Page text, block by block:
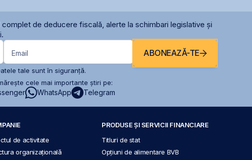
de deducere fiscală, alerte la schimbari legislative și
Email ABONEAZĂ-TE
tale sunt în siguranță.
cele mai importante știri pe:
WhatsApp Telegram
de activitate
organizațională
PRODUSE ȘI SERVICII FINANCIARE
Titluri de stat
Opțiuni de alimentare BVB